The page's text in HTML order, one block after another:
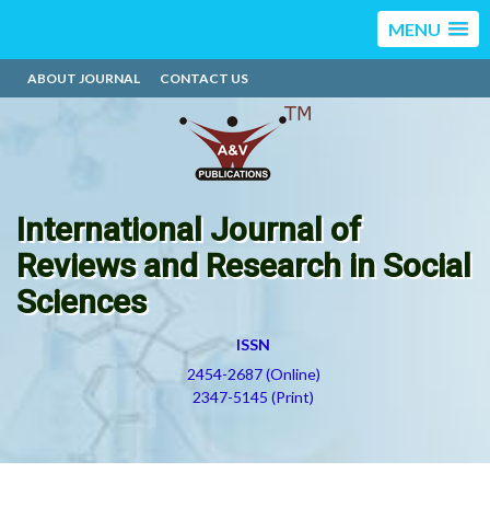
MENU
ABOUT JOURNAL CONTACT US
International Journal of
Reviews and Research in Social
Sciences
ISSN
2454-2687 (Online)
2347-5145 (Print)